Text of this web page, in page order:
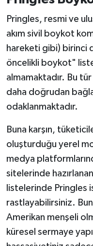
Pringles, resmi ve
akım sivil boykot
hareketi gibi) birinci
öncelikli boykot"
almamaktadır. Bu
daha doğrudan
odaklanmaktadır.
Buna karşın,
oluşturduğu yerel
medya
sitelerinde
listelerinde Pringles
rastlayabilirsiniz.
Amerikan menşeli
küresel sermaye